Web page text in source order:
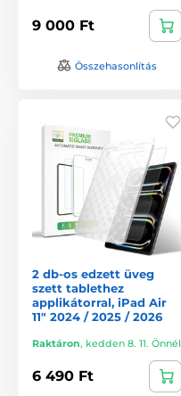
9 000 Ft
Összehasonlítás
2 db-os edzett üveg
szett tablethez
applikátorral, iPad Air
11" 2024 / 2025 / 2026
Raktáron, kedden 8. 11. Önnél
6 490 Ft